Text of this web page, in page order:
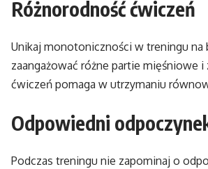
Różnorodność ćwiczeń
Unikaj monotoniczności w treningu na
zaangażować różne partie mięśniowe
ćwiczeń pomaga w utrzymaniu
Odpowiedni
Podczas treningu nie zapominaj o